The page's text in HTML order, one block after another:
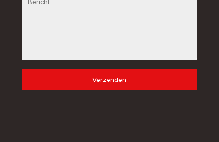
Verzenden